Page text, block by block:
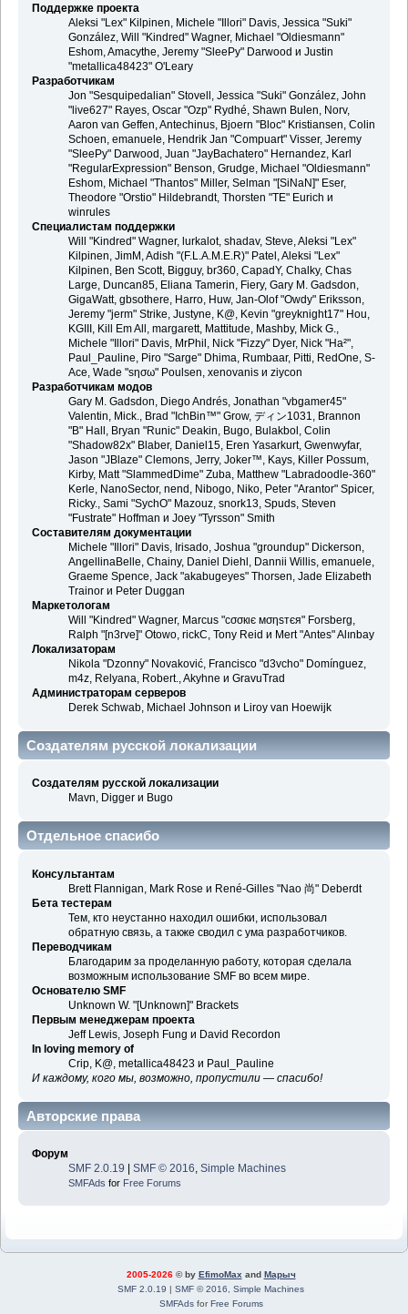
Поддержке проекта
Aleksi "Lex" Kilpinen, Michele "Illori" Davis, Jessica "Suki"
González, Will "Kindred" Wagner, Michael "Oldiesmann"
Eshom, Amacythe, Jeremy "SleePy" Darwood и Justin
"metallica48423" O'Leary
Разработчикам
Jon "Sesquipedalian" Stovell, Jessica "Suki" González, John
"live627" Rayes, Oscar "Ozp" Rydhé, Shawn Bulen, Norv,
Aaron van Geffen, Antechinus, Bjoern "Bloc" Kristiansen, Colin
Schoen, emanuele, Hendrik Jan "Compuart" Visser, Jeremy
"SleePy" Darwood, Juan "JayBachatero" Hernandez, Karl
"RegularExpression" Benson, Grudge, Michael "Oldiesmann"
Eshom, Michael "Thantos" Miller, Selman "[SiNaN]" Eser,
Theodore "Orstio" Hildebrandt, Thorsten "TE" Eurich и
winrules
Специалистам поддержки
Will "Kindred" Wagner, lurkalot, shadav, Steve, Aleksi "Lex"
Kilpinen, JimM, Adish "(F.L.A.M.E.R)" Patel, Aleksi "Lex"
Kilpinen, Ben Scott, Bigguy, br360, CapadY, Chalky, Chas
Large, Duncan85, Eliana Tamerin, Fiery, Gary M. Gadsdon,
GigaWatt, gbsothere, Harro, Huw, Jan-Olof "Owdy" Eriksson,
Jeremy "jerm" Strike, Justyne, K@, Kevin "greyknight17" Hou,
KGIII, Kill Em All, margarett, Mattitude, Mashby, Mick G.,
Michele "Illori" Davis, MrPhil, Nick "Fizzy" Dyer, Nick "Ha²",
Paul_Pauline, Piro "Sarge" Dhima, Rumbaar, Pitti, RedOne, S-
Ace, Wade "sησω" Poulsen, xenovanis и ziycon
Разработчикам модов
Gary M. Gadsdon, Diego Andrés, Jonathan "vbgamer45"
Valentin, Mick., Brad "IchBin™" Grow, ディン1031, Brannon
"B" Hall, Bryan "Runic" Deakin, Bugo, Bulakbol, Colin
"Shadow82x" Blaber, Daniel15, Eren Yasarkurt, Gwenwyfar,
Jason "JBlaze" Clemons, Jerry, Joker™, Kays, Killer Possum,
Kirby, Matt "SlammedDime" Zuba, Matthew "Labradoodle-360"
Kerle, NanoSector, nend, Nibogo, Niko, Peter "Arantor" Spicer,
Ricky., Sami "SychO" Mazouz, snork13, Spuds, Steven
"Fustrate" Hoffman и Joey "Tyrsson" Smith
Составителям документации
Michele "Illori" Davis, Irisado, Joshua "groundup" Dickerson,
AngellinaBelle, Chainy, Daniel Diehl, Dannii Willis, emanuele,
Graeme Spence, Jack "akabugeyes" Thorsen, Jade Elizabeth
Trainor и Peter Duggan
Маркетологам
Will "Kindred" Wagner, Marcus "cσσкιє мσηѕтєя" Forsberg,
Ralph "[n3rve]" Otowo, rickC, Tony Reid и Mert "Antes" Alınbay
Локализаторам
Nikola "Dzonny" Novaković, Francisco "d3vcho" Domínguez,
m4z, Relyana, Robert., Akyhne и GravuTrad
Администраторам серверов
Derek Schwab, Michael Johnson и Liroy van Hoewijk
Создателям русской локализации
Создателям русской локализации
Mavn, Digger и Bugo
Отдельное спасибо
Консультантам
Brett Flannigan, Mark Rose и René-Gilles "Nao 尚" Deberdt
Бета тестерам
Тем, кто неустанно находил ошибки, использовал
обратную связь, а также сводил с ума разработчиков.
Переводчикам
Благодарим за проделанную работу, которая сделала
возможным использование SMF во всем мире.
Основателю SMF
Unknown W. "[Unknown]" Brackets
Первым менеджерам проекта
Jeff Lewis, Joseph Fung и David Recordon
In loving memory of
Crip, K@, metallica48423 и Paul_Pauline
И каждому, кого мы, возможно, пропустили — спасибо!
Авторские права
Форум
SMF 2.0.19
SMF © 2016, Simple Machines
SMFAds for Free Forums
2005-2026© by EfimoMax and Марыч
SMF 2.0.19 | SMF © 2016
Simple Machines
SMFAdsforFree Forums